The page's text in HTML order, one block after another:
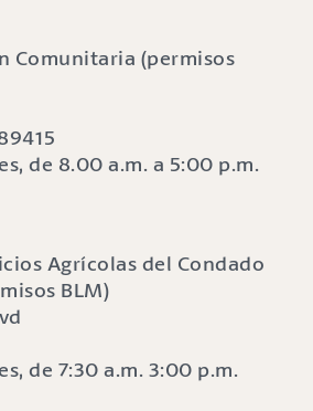
Comunitaria (permisos
de 8.00 a.m. a 5:00 p.m.
Agrícolas del Condado
BLM)
de 7:30 a.m. 3:00 p.m.